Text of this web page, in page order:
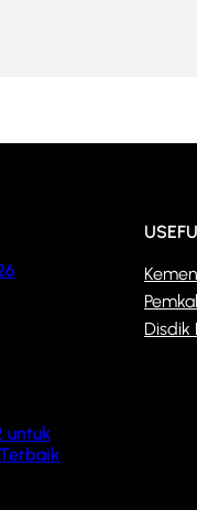
untuk
Disdik